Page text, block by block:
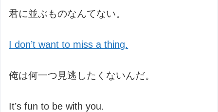
君に並ぶものなんてない。
I don’t want to miss a thing.
俺は何一つ見逃したくないんだ。
It’s fun to be with you.